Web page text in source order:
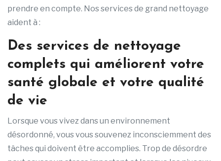
prendre en compte. Nos services de grand nettoyage
aident à :
Des services de nettoyage
complets qui améliorent votre
santé globale et votre qualité
de vie
Lorsque vous vivez dans un environnement
désordonné, vous vous souvenez inconsciemment des
tâches qui doivent être accomplies. Trop de désordre